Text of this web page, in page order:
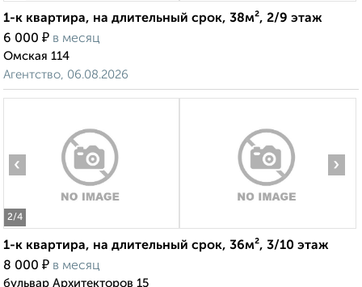
1-к квартира, на длительный срок, 38м², 2/9 этаж
6 000 ₽ в месяц
Омская 114
Агентство, 06.08.2026
2/4
‹ ›
1-к квартира, на длительный срок, 36м², 3/10 этаж
8 000 ₽ в месяц
бульвар Архитекторов 15